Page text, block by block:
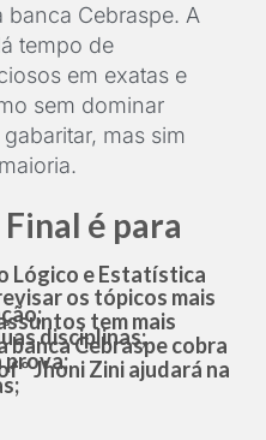
Cebraspe. A
tempo de
em exatas e
sem dominar
mas sim
é para
Lógico e Estatística
os tópicos mais
disciplinas;
tem mais
prova;
banca Cebraspe cobra
Jhoni Zini ajudará na